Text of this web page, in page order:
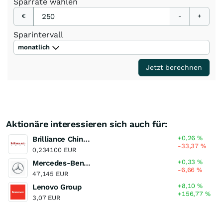
€ - +
Sparintervall
monatlich
Jetzt berechnen
Aktionäre interessieren sich auch für:
Brilliance China Automotive Holdings
0,234100 EUR
+0,26%
-33,37%
Mercedes-Benz Group
47,145 EUR
+0,33%
-6,66%
Lenovo Group
3,07 EUR
+8,10%
+156,77 %